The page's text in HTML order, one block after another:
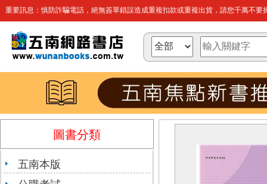
重要訊息：慎防詐騙電話，絕無簽單錯誤造成重複扣款或重複出貨，請您千萬不要
圖書分類
五南本版